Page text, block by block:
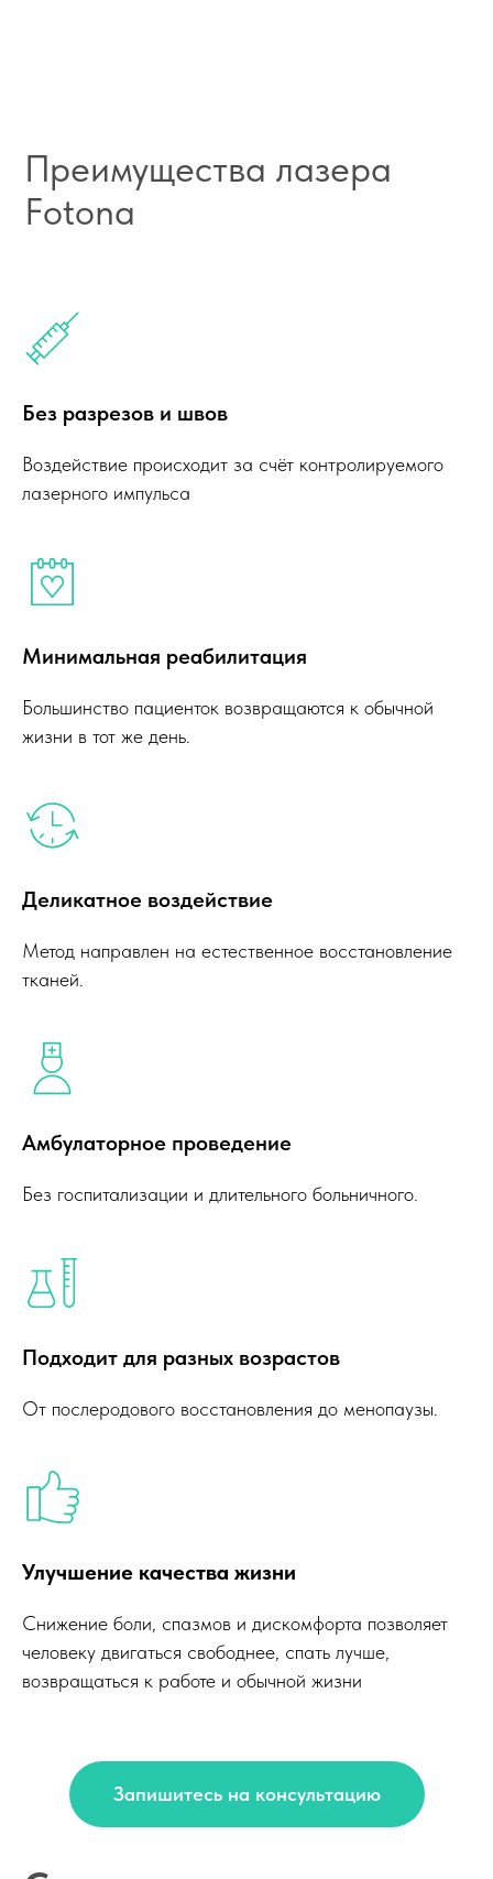
Без разрезов и швов
Воздействие происходит за счёт контролируемого
лазерного импульса
Минимальная реабилитация
Большинство пациенток возвращаются к обычной
жизни в тот же день.
Деликатное воздействие
Метод направлен на естественное восстановление
тканей.
Амбулаторное проведение
Без госпитализации и длительного больничного.
Подходит для разных возрастов
От послеродового восстановления до менопаузы.
Улучшение качества жизни
Снижение боли, спазмов и дискомфорта позволяет
человеку двигаться свободнее, спать лучше,
возвращаться к работе и обычной жизни
Запишитесь на консультацию
вопросы для Вашего
спокойствия и уверенности